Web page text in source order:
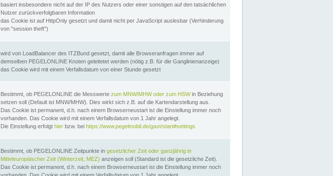
basiert insbesondere nicht auf der IP des Nutzers oder einer sonstigen auf den tatsächlichen
Nutzer zurückverfolgbaren Information
das Cookie ist auf HttpOnly gesetzt und damit nicht per JavaScript auslesbar (Verhinderung
von "session theft")
wird von LoadBalancer des ITZBund gesetzt, damit alle Browseranfragen immer auf
demselben PEGELONLINE Knoten geleitetet werden (nötig z.B. für die Ganglinienanzeige)
das Cookie wird mit einem Verfallsdatum von einer Stunde gesetzt
Bestimmt, ob PEGELONLINE die Messwerte zum MNW/MHW oder zum HSWin Beziehung
setzen soll (Default ist MNW/MHW). Dies wirkt sich z.B. auf die Kartendarstellung aus.
Das Cookie ist permanent, d.h. nach einem Browserneustart ist die Einstellung immer noch
vorhanden. Das Cookie wird mit einem Verfallsdatum von 1 Jahr angelegt.
Die Einstellung erfolgt hier bzw. bei https://www.pegelmobil.de/gast/start#settings
Bestimmt, ob PEGELONLINE Zeitpunkte in gesetzlicher Zeit oder ganzjährig in
Mitteleuropäischer Zeit (Winterzeit, MEZ) anzeigen soll (Standard ist die gesetzliche Zeit).
Das Cookie ist permanent, d.h. nach einem Browserneustart ist die Einstellung immer noch